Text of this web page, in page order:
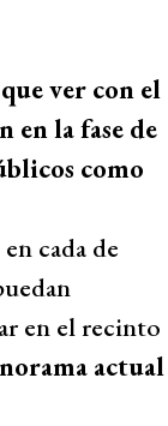
ver con el
en la fase de
como
cada de
en el recinto
actual